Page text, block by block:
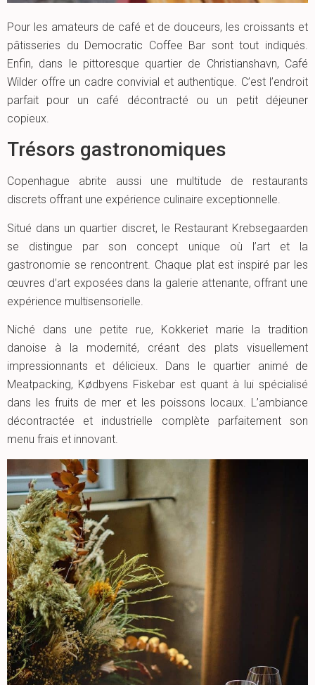
Pour les amateurs de café et de douceurs, les croissants et
pâtisseries du Democratic Coffee Bar sont tout indiqués.
Enfin, dans le pittoresque quartier de Christianshavn, Café
Wilder offre un cadre convivial et authentique. C’est l’endroit
parfait pour un café décontracté ou un petit déjeuner
copieux.
Trésors gastronomiques
Copenhague abrite aussi une multitude de restaurants
discrets offrant une expérience culinaire exceptionnelle.
Situé dans un quartier discret, le Restaurant Krebsegaarden
se distingue par son concept unique où l’art et la
gastronomie se rencontrent. Chaque plat est inspiré par les
œuvres d’art exposées dans la galerie attenante, offrant une
expérience multisensorielle.
Niché dans une petite rue, Kokkeriet marie la tradition
danoise à la modernité, créant des plats visuellement
impressionnants et délicieux. Dans le quartier animé de
Meatpacking, Kødbyens Fiskebar est quant à lui spécialisé
dans les fruits de mer et les poissons locaux. L’ambiance
décontractée et industrielle complète parfaitement son
menu frais et innovant.